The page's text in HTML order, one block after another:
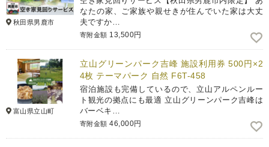
秋田県男鹿市
なたの家、ご家族や親せきが住んでいた家は大丈
夫ですか…
寄附金額 13,500円
富山県立山町
立山グリーンパーク吉峰 施設利用券 500円×2
4枚 テーマパーク 自然 F6T-458
宿泊施設も完備しているので、立山アルペンルー
ト観光の拠点にも最適 立山グリーンパーク吉峰は
バーベキ…
寄附金額 46,000円